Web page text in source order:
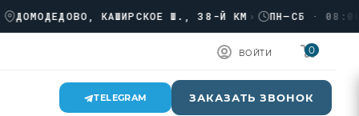
КАШИРСКОЕ Ш., 38-Й КМ› ПН–СБ · 08:00 →
ВОЙТИ 0
TELEGRAM ЗАКАЗАТЬ ЗВОНОК